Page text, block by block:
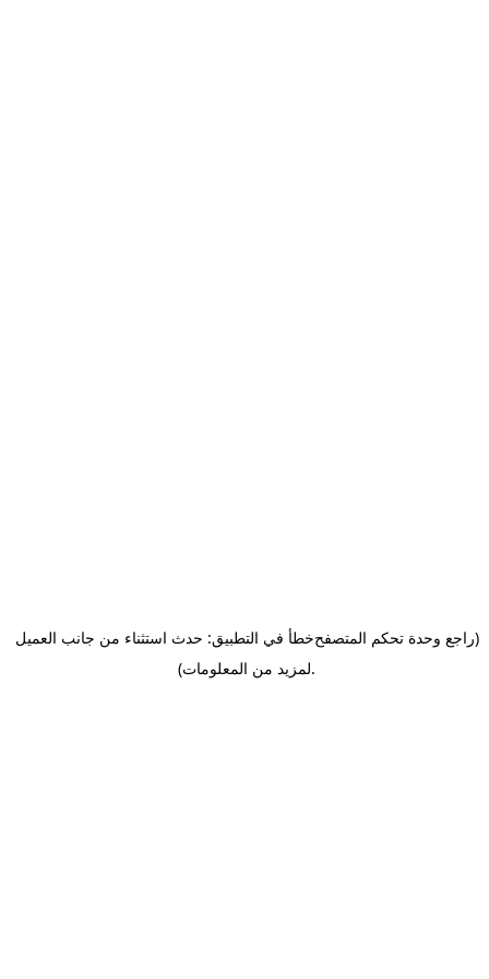
خطأ في التطبيق: حدث استثناء من جانب العميل(راجع وحدة تحكم المتصفح
لمزيد من المعلومات).